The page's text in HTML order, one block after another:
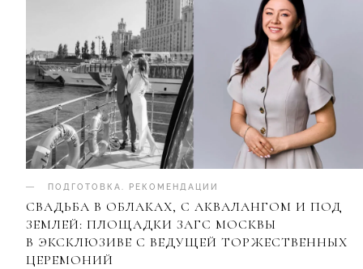
ПОДГОТОВКА РЕКОМЕНДАЦИИ
СВАДЬБА В ОБЛАКАХ, С АКВАЛАНГОМ И ПОД
ЗЕМЛЕЙ: ПЛОЩАДКИ ЗАГС МОСКВЫ
В ЭКСКЛЮЗИВЕ С ВЕДУЩЕЙ ТОРЖЕСТВЕННЫХ
ЦЕРЕМОНИЙ